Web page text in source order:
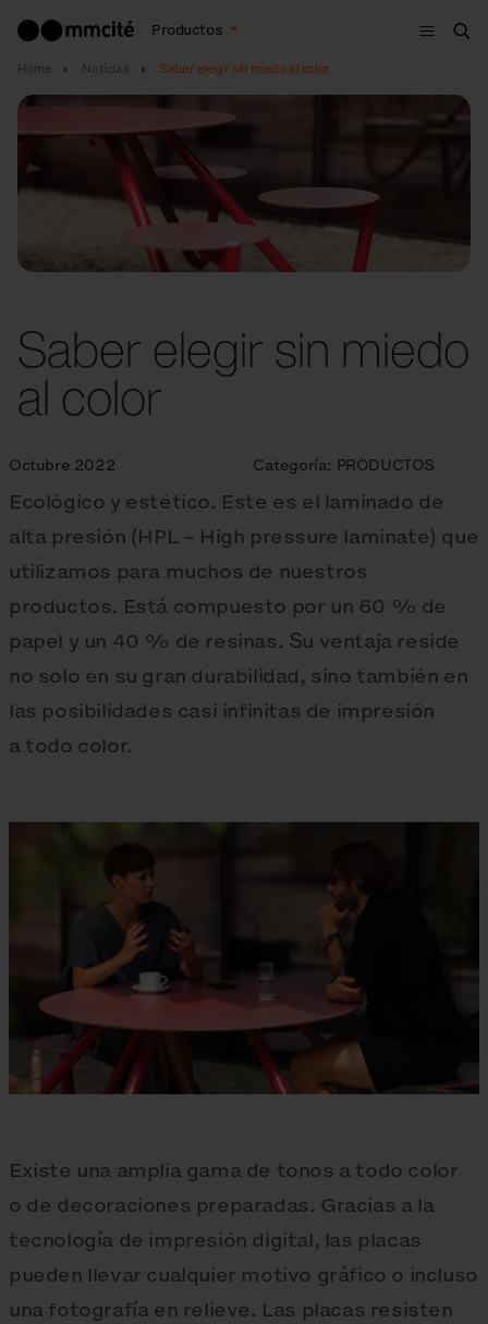
Productos
Menú
Home Noticias Saber elegir sin miedo al color
Saber elegir sin miedo
al color
Octubre 2022 Categoría: PRODUCTOS
Ecológico y estético. Este es el laminado de
alta presión (HPL – High pressure laminate) que
utilizamos para muchos de nuestros
productos. Está compuesto por un 60 % de
papel y un 40 % de resinas. Su ventaja reside
no solo en su gran durabilidad, sino también en
las posibilidades casi infinitas de impresión
a todo color.
Existe una amplia gama de tonos a todo color
o de decoraciones preparadas. Gracias a la
tecnología de impresión digital, las placas
pueden llevar cualquier motivo gráfico o incluso
una fotografía en relieve. Las placas resisten